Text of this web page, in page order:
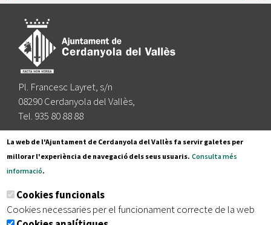
Pl. Francesc Layret, s/n
08290 Cerdanyola del Vallès,
Tel. 935 80 88 88
Segueix-nos a:
Subscriu-te al nostre butlletí
La web de l'Ajuntament de Cerdanyola del Vallès fa servir galetes per
millorar l'experiència de navegació dels seus usuaris. Consulta més
informació.
Cookies funcionals
Cookies necessaries per el funcionament correcte de la web